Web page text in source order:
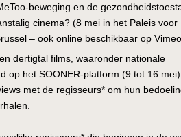
beweging en de
cinema? (8 mei in het Paleis voor
– ook online beschikbaar op
dertigtal films, waaronder nationale
op het SOONER-platform (9 tot 16 mei)
met de regisseurs* om hun